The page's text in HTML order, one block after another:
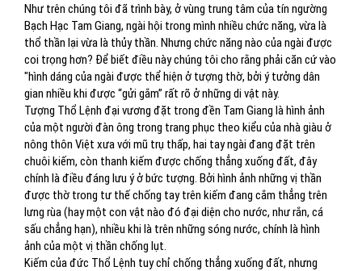
Như trên chúng tôi đã trình bày, ở vùng trung tâm của tín ngường
Bạch Hạc Tam Giang, ngài hội trong mình nhiều chức năng, vừa là
thổ thần lại vừa là thủy thần. Nhưng chức năng nào của ngài được
coi trọng hơn? Để biết điều này chúng tôi cho rằng phải căn cứ vào
"hình dáng của ngài được thể hiện ở tượng thờ, bởi ý tưởng dân
gian nhiều khi được “gửi gắm” rất rõ ở những di vật này.
Tượng Thổ Lệnh đại vương đặt trong đền Tam Giang là hình ảnh
của một người đàn ông trong trang phục theo kiểu của nhà giàu ở
nông thôn Việt xưa với mũ trụ thấp, hai tay ngài đang đặt trên
chuôi kiếm, còn thanh kiếm được chống thẳng xuống đất, đây
chính là điều đáng lưu ý ở bức tượng. Bởi hình ảnh những vị thần
được thờ trong tư thế chống tay trên kiếm đang cắm thẳng trên
lưng rùa (hay một con vật nào đó đại diện cho nước, như rắn, cá
sấu chẳng hạn), nhiều khi là trên những sóng nước, chính là hình
ảnh của một vị thần chống lụt.
Kiếm của đức Thổ Lệnh tuy chỉ chống thẳng xuống đất, nhưng